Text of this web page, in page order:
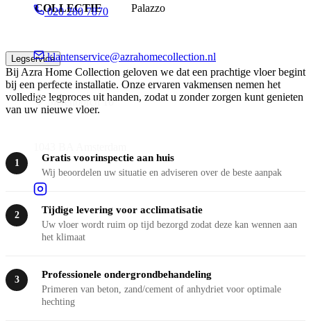
020 280 7870
klantenservice@azrahomecollection.nl
Sierenborch 10
COLLECTIE
Palazzo
Legservice
Bij Azra Home Collection geloven we dat een prachtige vloer begint
bij een perfecte installatie. Onze ervaren vakmensen nemen het
volledige legproces uit handen, zodat u zonder zorgen kunt genieten
van uw nieuwe vloer.
1 Gratis voorinspectie aan huis
Wij beoordelen uw situatie en adviseren over de beste aanpak
2 Tijdige levering voor acclimatisatie
Uw vloer wordt ruim op tijd bezorgd zodat deze kan wennen aan
het klimaat
3 Professionele ondergrondbehandeling
Primeren van beton, zand/cement of anhydriet voor optimale
hechting